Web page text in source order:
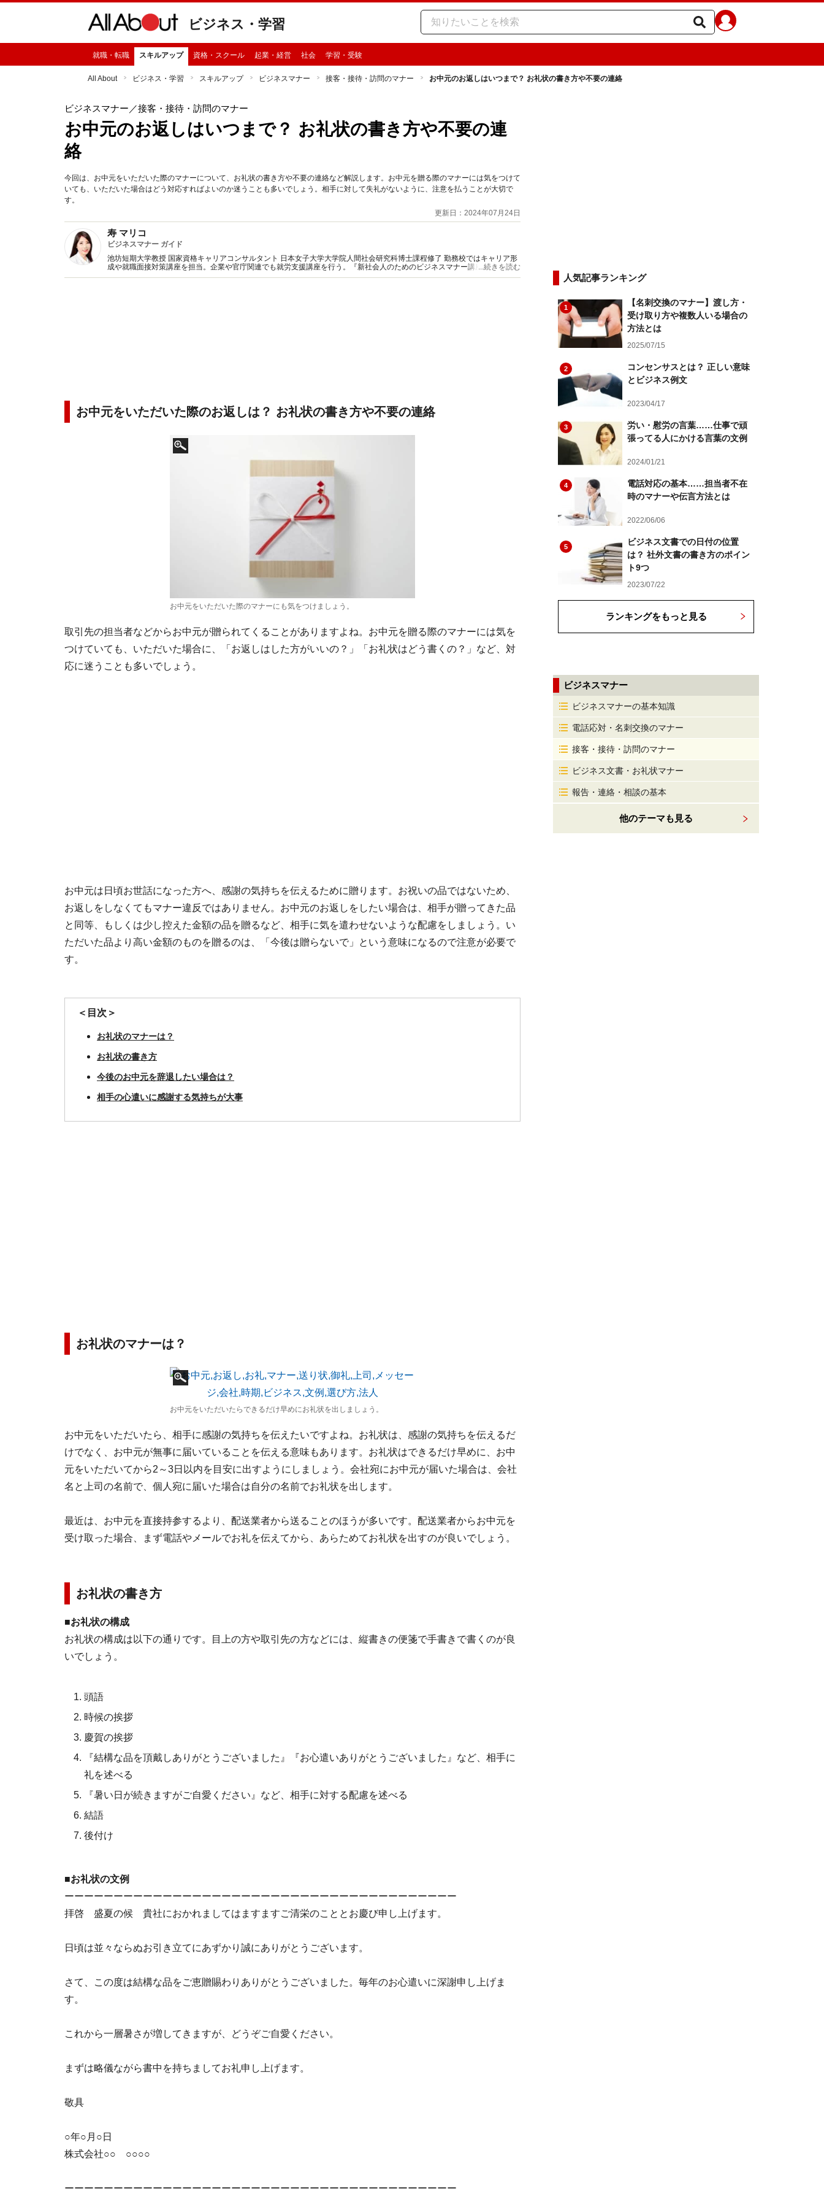
ビジネス・学習
就職・転職 スキルアップ 資格・スクール 起業・経営 社会 学習・受験
All About ビジネス・学習 スキルアップ ビジネスマナー 接客・接待・訪問のマナー お中元のお返しはいつまで？ お礼状の書き方や不要の連絡
ビジネスマナー ／接客・接待・訪問のマナー
お中元のお返しはいつまで？ お礼状の書き方や不要の連
絡
今回は、お中元をいただいた際のマナーについて、お礼状の書き方や不要の連絡など解説します。お中元を贈る際のマナーには気をつけて
いても、いただいた場合はどう対応すればよいのか迷うことも多いでしょう。相手に対して失礼がないように、注意を払うことが大切で
す。
更新日：2024年07月24日
寿 マリコ
ビジネスマナー ガイド
池坊短期大学教授 国家資格キャリアコンサルタント 日本女子大学大学院人間社会研究科博士課程修了 勤務校ではキャリア形
成や就職面接対策講座を担当。企業や官庁関連でも就労支援講座を行う。『新社会人のためのビジネスマナー講座』（ミネル
ヴァ書房）『心地いい人がしている、人づきあいに役立つ習慣術』（ぱる出版）
...続きを読む
お中元をいただいた際のお返しは？ お礼状の書き方や不要の連絡
お中元をいただいた際のマナーにも気をつけましょう。
取引先の担当者などからお中元が贈られてくることがありますよね。お中元を贈る際のマナーには気を
つけていても、いただいた場合に、「お返しはした方がいいの？」「お礼状はどう書くの？」など、対
応に迷うことも多いでしょう。
お中元は日頃お世話になった方へ、感謝の気持ちを伝えるために贈ります。お祝いの品ではないため、
お返しをしなくてもマナー違反ではありません。お中元のお返しをしたい場合は、相手が贈ってきた品
と同等、もしくは少し控えた金額の品を贈るなど、相手に気を遣わせないような配慮をしましょう。い
ただいた品より高い金額のものを贈るのは、「今後は贈らないで」という意味になるので注意が必要で
す。
＜目次＞
お礼状のマナーは？
お礼状の書き方
今後のお中元を辞退したい場合は？
相手の心遣いに感謝する気持ちが大事
お礼状のマナーは？
お中元をいただいたらできるだけ早めにお礼状を出しましょう。
お中元をいただいたら、相手に感謝の気持ちを伝えたいですよね。お礼状は、感謝の気持ちを伝えるだ
けでなく、お中元が無事に届いていることを伝える意味もあります。お礼状はできるだけ早めに、お中
元をいただいてから2～3日以内を目安に出すようにしましょう。会社宛にお中元が届いた場合は、会社
名と上司の名前で、個人宛に届いた場合は自分の名前でお礼状を出します。
最近は、お中元を直接持参するより、配送業者から送ることのほうが多いです。配送業者からお中元を
受け取った場合、まず電話やメールでお礼を伝えてから、あらためてお礼状を出すのが良いでしょう。
お礼状の書き方
■お礼状の構成
お礼状の構成は以下の通りです。目上の方や取引先の方などには、縦書きの便箋で手書きで書くのが良
いでしょう。
頭語
時候の挨拶
慶賀の挨拶
『結構な品を頂戴しありがとうございました』『お心遣いありがとうございました』など、相手に
礼を述べる
『暑い日が続きますがご自愛ください』など、相手に対する配慮を述べる
結語
後付け
■お礼状の文例
ーーーーーーーーーーーーーーーーーーーーーーーーーーーーーーーーーーーーーーーー
拝啓 盛夏の候 貴社におかれましてはますますご清栄のこととお慶び申し上げます。
日頃は並々ならぬお引き立てにあずかり誠にありがとうございます。
さて、この度は結構な品をご恵贈賜わりありがとうございました。毎年のお心遣いに深謝申し上げま
す。
これから一層暑さが増してきますが、どうぞご自愛ください。
まずは略儀ながら書中を持ちましてお礼申し上げます。
敬具
○年○月○日
株式会社○○ ○○○○
ーーーーーーーーーーーーーーーーーーーーーーーーーーーーーーーーーーーーーーーー
人気記事ランキング
1
【名刺交換のマナー】渡し方・
受け取り方や複数人いる場合の
方法とは
2025/07/15
2
コンセンサスとは？ 正しい意味
とビジネス例文
2023/04/17
3
労い・慰労の言葉……仕事で頑
張ってる人にかける言葉の文例
2024/01/21
4
電話対応の基本……担当者不在
時のマナーや伝言方法とは
2022/06/06
5
ビジネス文書での日付の位置
は？ 社外文書の書き方のポイン
ト9つ
2023/07/22
ランキングをもっと見る
ビジネスマナー
ビジネスマナーの基本知識
電話応対・名刺交換のマナー
接客・接待・訪問のマナー
ビジネス文書・お礼状マナー
報告・連絡・相談の基本
他のテーマも見る